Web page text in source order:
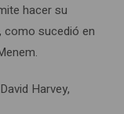
hacer su
como sucedió en
Harvey,